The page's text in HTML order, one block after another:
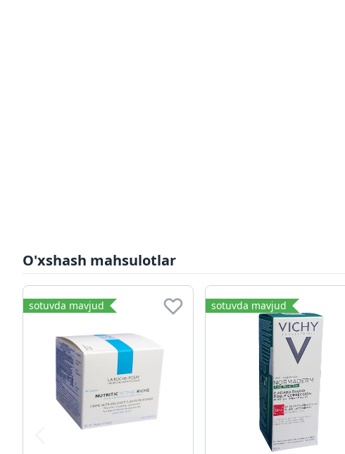
O'xshash mahsulotlar
sotuvda mavjud sotuvda mavjud